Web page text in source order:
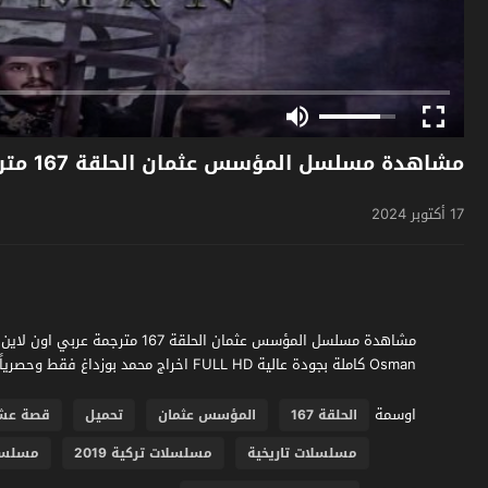
مشاهدة مسلسل المؤسس عثمان الحلقة 167 مترجمة
17 أكتوبر 2024
Osman كاملة بجودة عالية FULL HD اخراج محمد بوزداغ فقط وحصرياً على موقع فشار الجديد.
اوسمة
الحلقة 167 المؤسس عثمان تحميل قصة
مسلسلات تاريخية
مسلسلات تركية 2019